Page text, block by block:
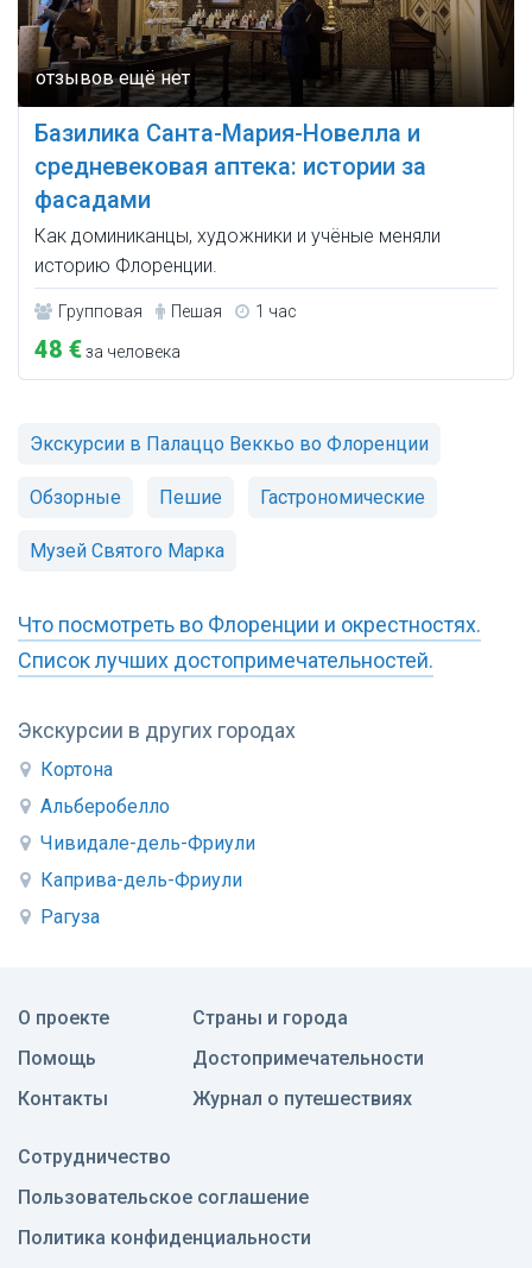
Экскурсии в других городах
Кортона
Альберобелло
Чивидале-дель-Фриули
Каприва-дель-Фриули
Рагуза
Базилика Санта-Мария-Новелла и
средневековая аптека: истории за
фасадами
Как доминиканцы, художники и учёные меняли
историю Флоренции.
Групповая Пешая 1 час
48 €за человека
Экскурсии в Палаццо Веккьо во Флоренции
Обзорные Пешие Гастрономические
Музей Святого Марка
Что посмотреть во Флоренции и окрестностях.
Список лучших достопримечательностей.
О проекте
Помощь
Контакты
Страны и города
Достопримечательности
Журнал о путешествиях
Сотрудничество
Пользовательское соглашение
Политика конфиденциальности